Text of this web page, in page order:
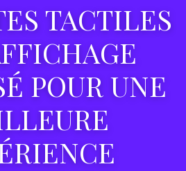
TACTILES
POUR UNE